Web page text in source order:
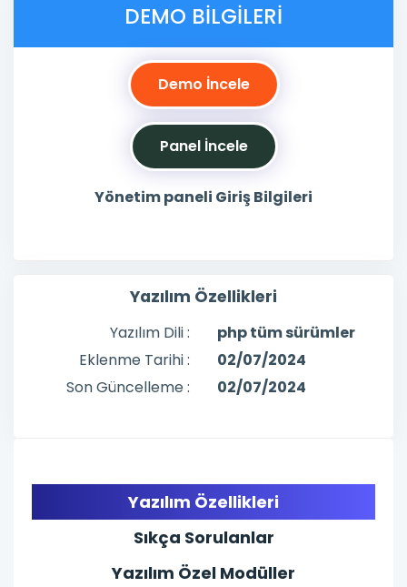
DEMO BILGILERI
Demo İncele
Panel İncele
Yönetim paneli Giriş Bilgileri
Yazılım Özellikleri
Yazılım Dili :
php tüm sürümler
Eklenme Tarihi :
02/07/2024
Son Güncelleme :
02/07/2024
Yazılım Özellikleri
Sıkça Sorulanlar
Yazılım Özel Modüller